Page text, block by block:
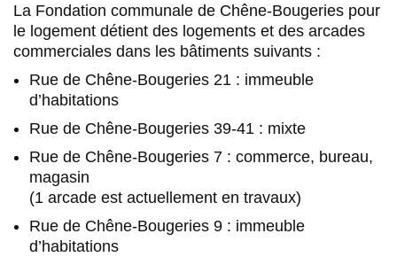
La Fondation communale de Chêne-Bougeries pour
le logement détient des logements et des arcades
commerciales dans les bâtiments suivants :
Rue de Chêne-Bougeries 21 : immeuble
d’habitations
Rue de Chêne-Bougeries 39-41 : mixte
Rue de Chêne-Bougeries 7 : commerce, bureau,
magasin
(1 arcade est actuellement en travaux)
Rue de Chêne-Bougeries 9 : immeuble
d’habitations